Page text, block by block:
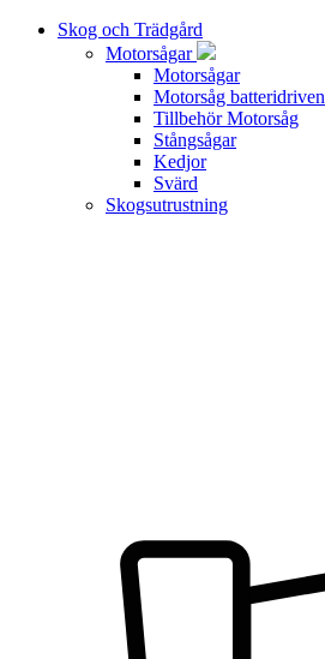
Skog och Trädgård
Motorsågar
Motorsågar
Motorsåg batteridriven
Tillbehör Motorsåg
Stångsågar
Kedjor
Svärd
Skogsutrustning